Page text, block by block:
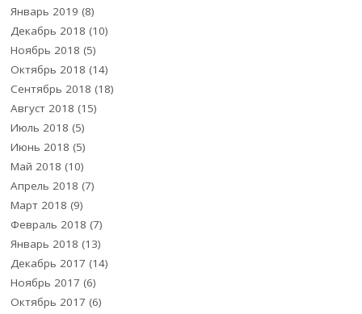
Январь 2019 (8)
Декабрь 2018 (10)
Ноябрь 2018 (5)
Октябрь 2018 (14)
Сентябрь 2018 (18)
Август 2018 (15)
Июль 2018 (5)
Июнь 2018 (5)
Май 2018 (10)
Апрель 2018 (7)
Март 2018 (9)
Февраль 2018 (7)
Январь 2018 (13)
Декабрь 2017 (14)
Ноябрь 2017 (6)
Октябрь 2017 (6)